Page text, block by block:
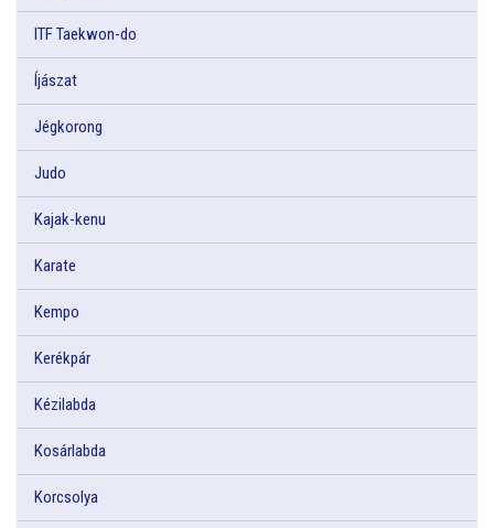
ITF Taekwon-do
Íjászat
Jégkorong
Judo
Kajak-kenu
Karate
Kempo
Kerékpár
Kézilabda
Kosárlabda
Korcsolya